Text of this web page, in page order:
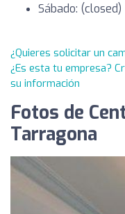
Sábado: (closed)
¿Quieres solicitar un
¿Es esta tu empresa?
su información
Fotos de
Tarragona